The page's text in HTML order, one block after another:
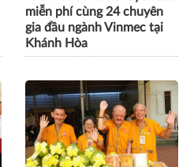
miễn phí cùng 24 chuyên
gia đầu ngành Vinmec tại
Khánh Hòa